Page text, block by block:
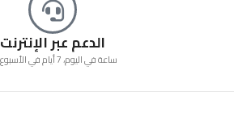
الدعم عبر الإنترنت
24 ساعة في اليوم، 7 أيام في الأسبوع